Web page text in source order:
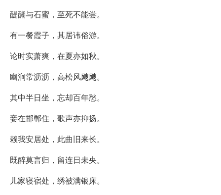
醍醐与石蜜，至死不能尝。
有一餐霞子，其居讳俗游。
论时实萧爽，在夏亦如秋。
幽涧常沥沥，高松风飕飕。
其中半日坐，忘却百年愁。
妾在邯郸住，歌声亦抑扬。
赖我安居处，此曲旧来长。
既醉莫言归，留连日未央。
儿家寝宿处，绣被满银床。